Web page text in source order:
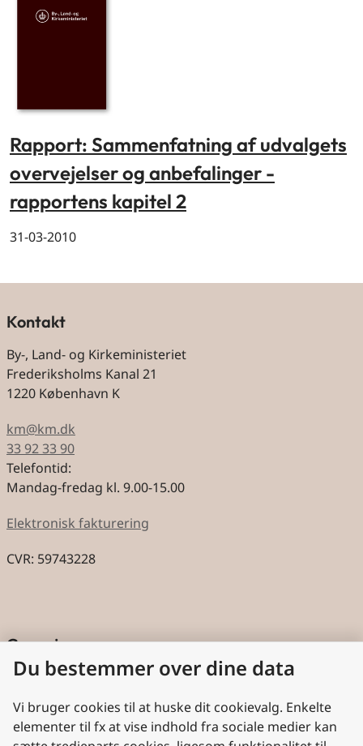
Rapport: Sammenfatning af udvalgets
overvejelser og anbefalinger -
rapportens kapitel 2
31-03-2010
Kontakt
By-, Land- og Kirkeministeriet
Frederiksholms Kanal 21
1220 København K
km@km.dk
33 92 33 90
Telefontid:
Mandag-fredag kl. 9.00-15.00
Elektronisk fakturering
CVR: 59743228
Genveje
Cookies
Aktindsigt
Persondatabeskyttelse
Du bestemmer over dine data
Vi bruger cookies til at huske dit cookievalg. Enkelte
elementer til fx at vise indhold fra sociale medier kan